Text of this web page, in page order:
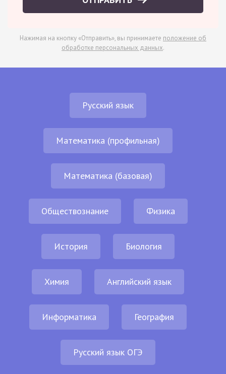
Нажимая на кнопку «Отправить», вы принимаете положение об
обработке персональных данных.
Русский язык
Математика (профильная)
Математика (базовая)
Обществознание Физика
История Биология
Химия Английский язык
Информатика География
Русский язык ОГЭ